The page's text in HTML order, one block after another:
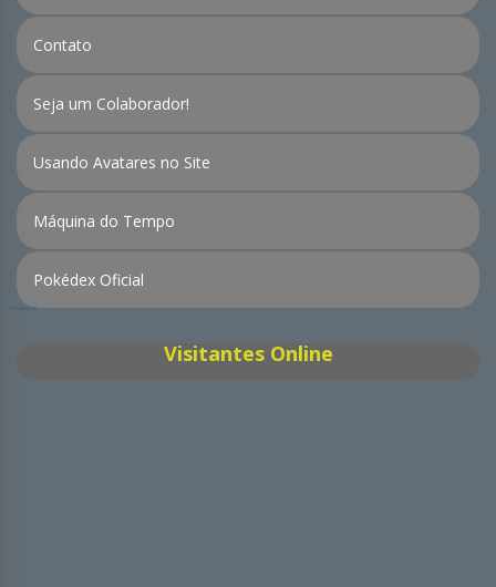
Contato
Seja um Colaborador!
Usando Avatares no Site
Máquina do Tempo
Pokédex Oficial
Visitantes Online